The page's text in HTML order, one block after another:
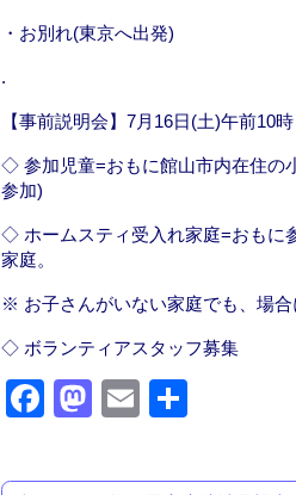
・お別れ(東京へ出発)
.
【事前説明会】7月16日(土)午前10
◇ 参加児童=おもに館山市内在住の
参加)
◇ ホームスティ受入れ家庭=おもに
家庭。
※ お子さんがいない家庭でも、場
◇ ボランティアスタッフ募集
F
c
M
st
E
ail